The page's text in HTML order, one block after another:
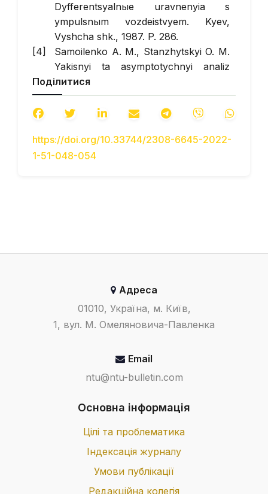
Dyfferentsyalnыe uravnenyia s
ympulsnыm vozdeistvyem. Kyev,
Vyshcha shk., 1987. P. 286.
Samoilenko A. M., Stanzhytskyi O. M.
Yakisnyi ta asymptotychnyi analiz
dyferentsialnykh rivnian z
vypadkovymy zburenniamy. Kyiv,
Naukova dumka, 2009.
analiz neliniinykh dyferentsialnykh
rivnian. Kamianets-Podilskyi, Aksioma,
Поділитися
https://doi.org/10.33744/2308-6645-2022-
1-51-048-054
Адреса
01010, Україна, м. Київ,
1, вул. М. Омеляновича-Павленка
Email
ntu@ntu-bulletin.com
Основна інформація
Цілі та проблематика
Індексація журналу
Умови публікації
Редакційна колегія